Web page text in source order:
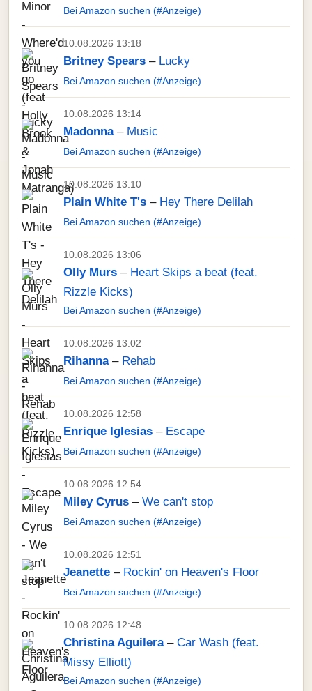
Bei Amazon suchen (#Anzeige)
10.08.2026 13:18
Britney Spears – Lucky
Bei Amazon suchen (#Anzeige)
10.08.2026 13:14
Madonna– Music
Bei Amazon suchen (#Anzeige)
10.08.2026 13:10
Plain White T's – Hey There Delilah
Bei Amazon suchen (#Anzeige)
10.08.2026 13:06
Olly Murs – Heart Skips a beat (feat.
Rizzle Kicks)
Bei Amazon suchen (#Anzeige)
10.08.2026 13:02
Rihanna– Rehab
Bei Amazon suchen (#Anzeige)
10.08.2026 12:58
Enrique Iglesias – Escape
Bei Amazon suchen (#Anzeige)
10.08.2026 12:54
Miley Cyrus – We can't stop
Bei Amazon suchen (#Anzeige)
10.08.2026 12:51
Jeanette – Rockin' on Heaven's Floor
Bei Amazon suchen (#Anzeige)
10.08.2026 12:48
Christina Aguilera– Car Wash (feat.
Missy Elliott)
Bei Amazon suchen (#Anzeige)